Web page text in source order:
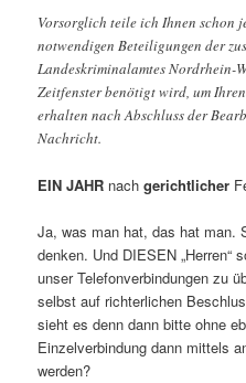
Vorsorglich teile ich Ihnen schon
notwendigen Beteiligungen der
Landeskriminalamtes Nordrhein-
Zeitfenster benötigt wird, um
erhalten nach Abschluss der
Nachricht.
EIN JAHR nachgerichtlicher
Ja, was man hat, das hat man.
denken. Und DIESEN „Herren“
unser Telefonverbindungen zu
selbst auf richterlichen
sieht es denn dann bitte ohne
Einzelverbindung dann mittels
werden?